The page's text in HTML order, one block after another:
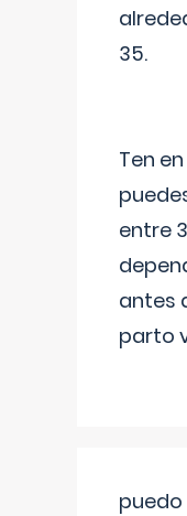
35.
Ten
entre
antes
parto